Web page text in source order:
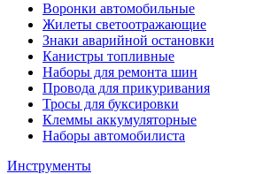
Воронки автомобильные
Жилеты светоотражающие
Знаки аварийной остановки
Канистры топливные
Наборы для ремонта шин
Провода для прикуривания
Тросы для буксировки
Клеммы аккумуляторные
Наборы автомобилиста
Инструменты